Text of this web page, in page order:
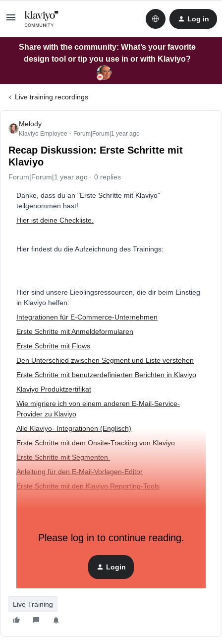
Log in
Share with the community: What’s your favorite
design tool or tip you use in or with Klaviyo?
Live training recordings
Melody
Klaviyo Employee Forum|Forum|1 year ago
Recap Diskussion: Erste Schritte mit
Klaviyo
Forum|Forum|1 year ago 0 replies
Danke, dass du an "Erste Schritte mit Klaviyo"
teilgenommen hast!
Hier ist deine Checkliste.
Hier findest du die Aufzeichnung des Trainings:
Hier sind unsere Lieblingsressourcen, die dir beim Einstieg
in Klaviyo helfen:
Integrationen für E-Commerce-Unternehmen
Erste Schritte mit Anmeldeformularen
Erste Schritte mit Flows
Den Unterschied zwischen Segment und Liste verstehen
Erste Schritte mit benutzerdefinierten Berichten in Klaviyo
Klaviyo Produktzertifikat
Wie migriere ich von einem anderen E-Mail-Service-
Provider zu Klaviyo
Alle Klaviyo- Integrationen (Englisch)
Erste Schritte mit dem Onsite-Tracking von Klaviyo
Erste Schritte mit Segmenten
Anleitung für den E-Mail-Vorlagen-Editor
Erste Schritte mit den Klaviyo Reporting-Tools
Please log in to continue reading.
Login
Live Training